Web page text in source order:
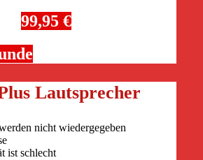
99,95 €
Lautsprecher
nicht wiedergegeben
ist schlecht